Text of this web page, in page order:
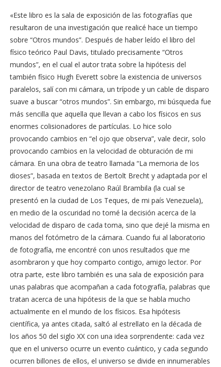
«Este libro es la sala de exposición de las fotografías que
resultaron de una investigación que realicé hace un tiempo
sobre “Otros mundos”. Después de haber leído el libro del
físico teórico Paul Davis, titulado precisamente “Otros
mundos”, en el cual el autor trata sobre la hipótesis del
también físico Hugh Everett sobre la existencia de universos
paralelos, salí con mi cámara, un trípode y un cable de disparo
suave a buscar “otros mundos”. Sin embargo, mi búsqueda fue
más sencilla que aquella que llevan a cabo los físicos en sus
enormes colisionadores de partículas. Lo hice solo
provocando cambios en “el ojo que observa”, vale decir, solo
provocando cambios en la velocidad de obturación de mi
cámara. En una obra de teatro llamada “La memoria de los
dioses”, basada en textos de Bertolt Brecht y adaptada por el
director de teatro venezolano Raúl Brambila (la cual se
presentó en la ciudad de Los Teques, de mi país Venezuela),
en medio de la oscuridad no tomé la decisión acerca de la
velocidad de disparo de cada toma, sino que dejé la misma en
manos del fotómetro de la cámara. Cuando fui al laboratorio
de fotografía, me encontré con unos resultados que me
asombraron y que hoy comparto contigo, amigo lector. Por
otra parte, este libro también es una sala de exposición para
unas palabras que acompañan a cada fotografía, palabras que
tratan acerca de una hipótesis de la que se habla mucho
actualmente en el mundo de los físicos. Esa hipótesis
científica, ya antes citada, saltó al estrellato en la década de
los años 50 del siglo XX con una idea sorprendente: cada vez
que en el universo ocurre un evento cuántico, y cada segundo
ocurren billones de ellos, el universo se divide en innumerables